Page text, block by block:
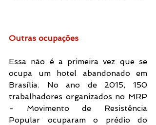
Outras ocupações
Essa não é a primeira vez que se
ocupa um hotel abandonado em
Brasília. No ano de 2015, 150
trabalhadores organizados no MRP
- Movimento de Resistência
Popular ocuparam o prédio do